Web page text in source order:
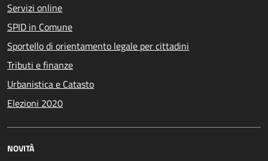
Servizi online
SPID in Comune
Sportello di orientamento legale per cittadini
Tributi e finanze
Urbanistica e Catasto
Elezioni 2020
NOVITÀ